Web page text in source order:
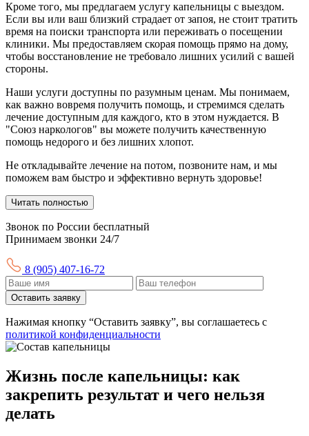
Кроме того, мы предлагаем услугу капельницы с выездом.
Если вы или ваш близкий страдает от запоя, не стоит тратить
время на поиски транспорта или переживать о посещении
клиники. Мы предоставляем скорая помощь прямо на дому,
чтобы восстановление не требовало лишних усилий с вашей
стороны.
Наши услуги доступны по разумным ценам. Мы понимаем,
как важно вовремя получить помощь, и стремимся сделать
лечение доступным для каждого, кто в этом нуждается. В
"Союз наркологов" вы можете получить качественную
помощь недорого и без лишних хлопот.
Не откладывайте лечение на потом, позвоните нам, и мы
поможем вам быстро и эффективно вернуть здоровье!
Читать полностью
Звонок по России бесплатный
Принимаем звонки 24/7
8 (905) 407-16-72
Оставить заявку
Нажимая кнопку “Оставить заявку”, вы соглашаетесь с
политикой конфиденциальности
Жизнь после капельницы: как
закрепить результат и чего нельзя
делать